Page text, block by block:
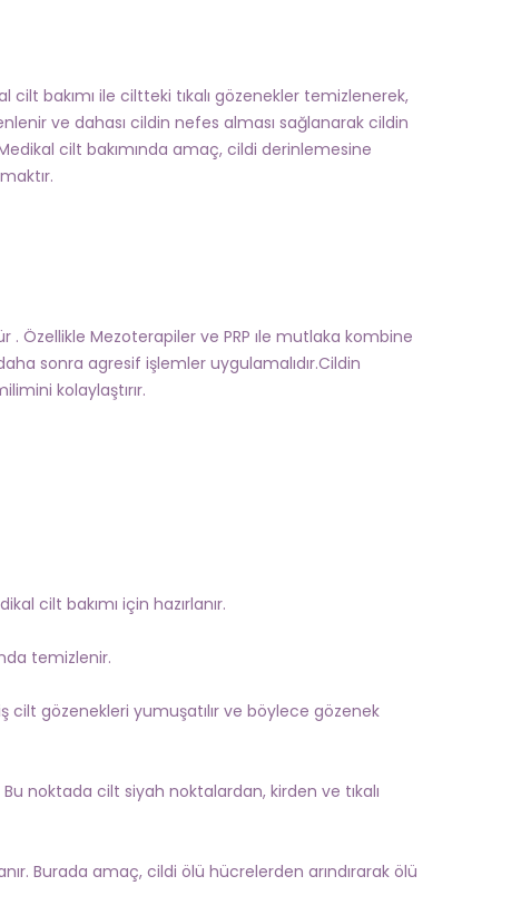
cilt bakımı ile ciltteki tıkalı gözenekler temizlenerek,
ve dahası cildin nefes alması sağlanarak cildin
cilt bakımında amaç, cildi derinlemesine
Özellikle Mezoterapiler ve PRP ıle mutlaka kombine
sonra agresif işlemler uygulamalıdır.Cildin
kolaylaştırır.
cilt bakımı için hazırlanır.
temizlenir.
cilt gözenekleri yumuşatılır ve böylece gözenek
noktada cilt siyah noktalardan, kirden ve tıkalı
Burada amaç, cildi ölü hücrelerden arındırarak ölü